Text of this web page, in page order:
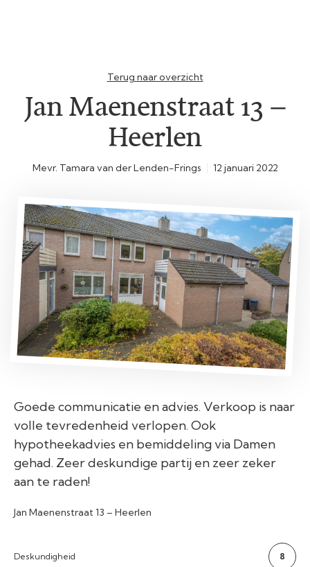
Terug naar overzicht
Jan Maenenstraat 13 –
Heerlen
Mevr. Tamara van der Lenden-Frings 12 januari 2022
Goede communicatie en advies. Verkoop is naar
volle tevredenheid verlopen. Ook
hypotheekadvies en bemiddeling via Damen
gehad. Zeer deskundige partij en zeer zeker
aan te raden!
Jan Maenenstraat 13 – Heerlen
Deskundigheid 8